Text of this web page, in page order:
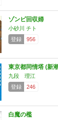
ゾンビ回収婦
小砂川 チト
登録
956
東京都同情塔 (新
九段 理江
登録
246
白魔の檻